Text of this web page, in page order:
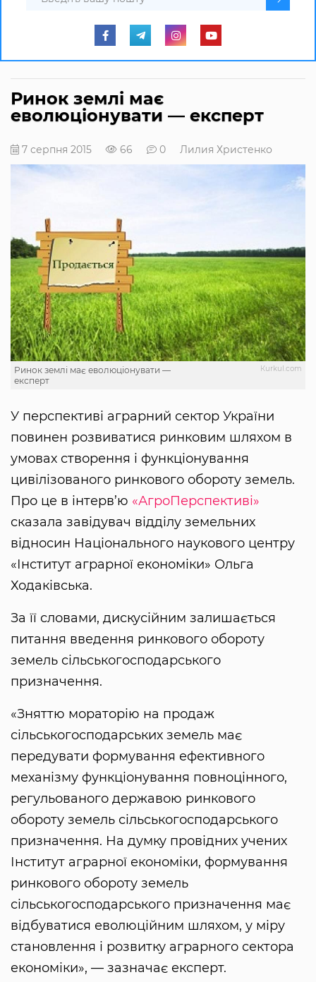
Ринок землі має
еволюціонувати — експерт
7 серпня 2015 66 0 Лилия Христенко
Кurkul.com
Ринок землі має еволюціонувати —
експерт
У перспективі аграрний сектор України
повинен розвиватися ринковим шляхом в
умовах створення і функціонування
цивілізованого ринкового обороту земель.
Про це в інтерв’ю «АгроПерспективі»
сказала завідувач відділу земельних
відносин Національного наукового центру
«Інститут аграрної економіки» Ольга
Ходаківська.
За її словами, дискусійним залишається
питання введення ринкового обороту
земель сільськогосподарського
призначення.
«Зняттю мораторію на продаж
сільськогосподарських земель має
передувати формування ефективного
механізму функціонування повноцінного,
регульованого державою ринкового
обороту земель сільськогосподарського
призначення. На думку провідних учених
Інститут аграрної економіки, формування
ринкового обороту земель
сільськогосподарського призначення має
відбуватися еволюційним шляхом, у міру
становлення і розвитку аграрного сектора
економіки», — зазначає експерт.